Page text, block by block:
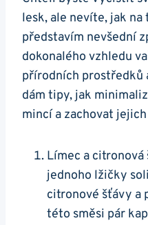
lesk, ​ale nevíte, ⁤jak⁣
představím nevšední​
dokonalého ​vzhledu
⁢přírodních prostředků
⁤dám ​tipy, ‌jak‍
mincí a zachovat
Límec⁣ a citronová
jednoho‍ lžičky
citronové šťávy a
této směsi pár